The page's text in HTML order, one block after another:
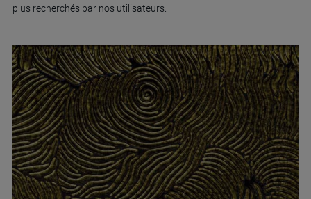
plus recherchés par nos utilisateurs.